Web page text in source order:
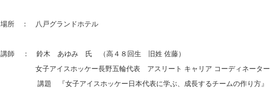
場所 ： 八戸グランドホテル
講師 ： 鈴木 あゆみ 氏 （高４８回生 旧姓 佐藤）
女子アイスホッケー長野五輪代表 アスリート キャリア コーディネーター
講題 『女子アイスホッケー日本代表に学ぶ、成長するチームの作り方』